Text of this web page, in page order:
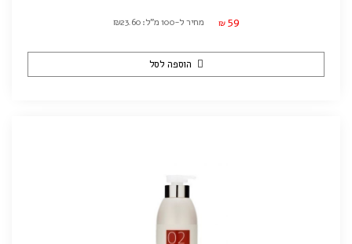
₪ 59 מחיר ל-100 מ"ל: ₪23.60
הוספה לסל